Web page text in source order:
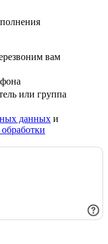
вам
или группа
данных и